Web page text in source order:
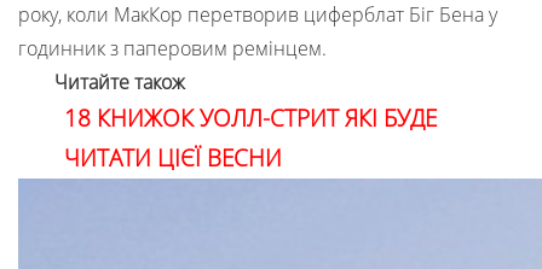
року, коли МакКор перетворив циферблат Біг Бена у
годинник з паперовим ремінцем.
Читайте також
18 КНИЖОК УОЛЛ-СТРИТ ЯКІ БУДЕ
ЧИТАТИ ЦІЄЇ ВЕСНИ